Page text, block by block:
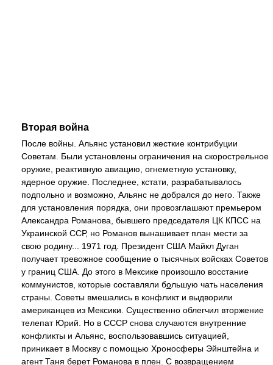
Вторая война
После войны. Альянс установил жесткие контрибуции
Советам. Были установлены ограничения на скорострельное
оружие, реактивную авиацию, огнеметную установку,
ядерное оружие. Последнее, кстати, разрабатывалось
подпольно и возможно, Альянс не добрался до него. Также
для установления порядка, они провозглашают премьером
Александра Романова, бывшего председателя ЦК КПСС на
Украинской ССР, но Романов вынашивает план мести за
свою родину... 1971 год. Президент США Майкл Дуган
получает тревожное сообщение о тысячных войсках Советов
у границ США. До этого в Мексике произошло восстание
коммунистов, которые составляли большую чать населения
страны. Советы вмешались в конфликт и выдворили
американцев из Мексики. Существенно облегчил вторжение
телепат Юрий. Но в СССР снова случаются внутренние
конфликты и Альянс, воспользовавшись ситуацией,
приникает в Москву с помощью Хроносферы Эйнштейна и
агент Таня берет Романова в плен. С возвращением